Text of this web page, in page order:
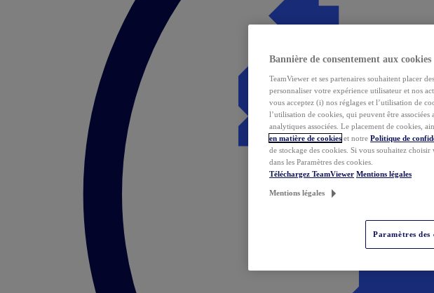
Bannière de consentement aux cookies
TeamViewer et ses partenaires souhaitent placer
personnaliser votre expérience utilisateur et nos
vous acceptez (i) nos réglages et l’utilisation de
l’utilisation de cookies, qui peuvent être
analytiques associées. Le placement de cookies,
en matière de cookies et notre Politique de
de stockage des cookies. Si vous souhaitez
dans les Paramètres des cookies.
Téléchargez TeamViewer Mentions légales
Mentions légales
Paramètres des